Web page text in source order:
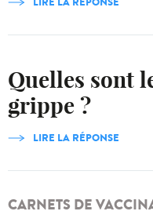
Quelles sont
grippe ?
LIRE LA RÉPONSE
CARNETS DE